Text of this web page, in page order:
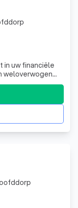
in uw financiële
weloverwogen
waar u
krijgt tot
cijfers,